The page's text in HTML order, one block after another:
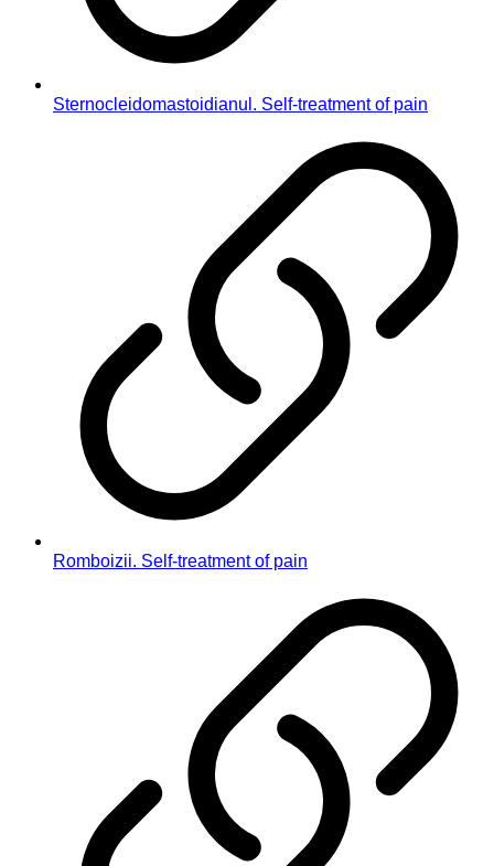
Sternocleidomastoidianul. Self-treatment of pain
Romboizii. Self-treatment of pain